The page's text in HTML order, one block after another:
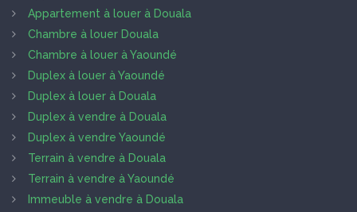
Appartement à louer à Douala
Chambre à louer Douala
Chambre à louer à Yaoundé
Duplex à louer à Yaoundé
Duplex à louer à Douala
Duplex à vendre à Douala
Duplex à vendre Yaoundé
Terrain à vendre à Douala
Terrain à vendre à Yaoundé
Immeuble à vendre à Douala